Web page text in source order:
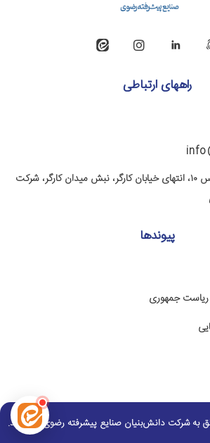
راههای ارتباطی
مشهد، بلوار توس، توس ۱۰، انتهای خیابان کارگر، نبش میدان کارگر، شرکت
پیوندها
ریاست جمهوری